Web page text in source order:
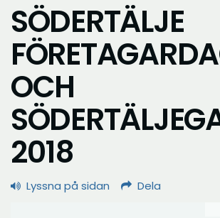
SÖDERTÄLJE
OCH
2018
Lyssna på sidan Dela